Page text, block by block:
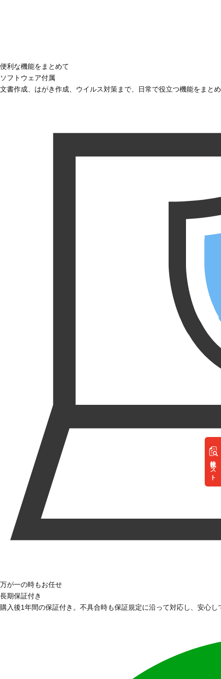
リスト
便利な機能をまとめて
ソフトウェア付属
文書作成、はがき作成、ウイルス対策まで、日常で役立つ機能をまと
万が一の時もお任せ
長期保証付き
購入後1年間の保証付き。不具合時も保証規定に沿って対応し、安心